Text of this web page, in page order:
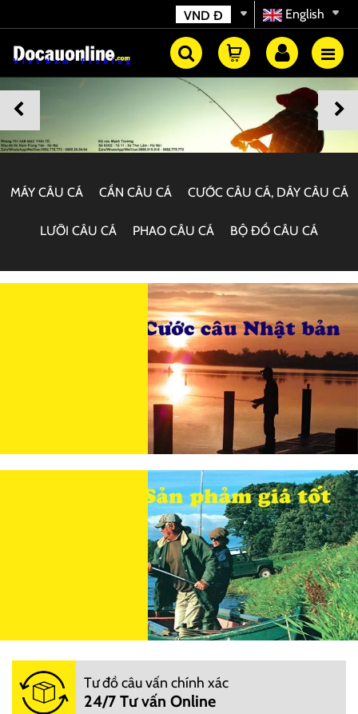
English
VND Đ
MÁY CÂU CÁ CẦN CÂU CÁ CƯỚC CÂU CÁ, DÂY CÂU CÁ
LƯỠI CÂU CÁ PHAO CÂU CÁ BỘ ĐỒ CÂU CÁ
Tư đồ câu vấn chính xác
24/7 Tư vấn Online